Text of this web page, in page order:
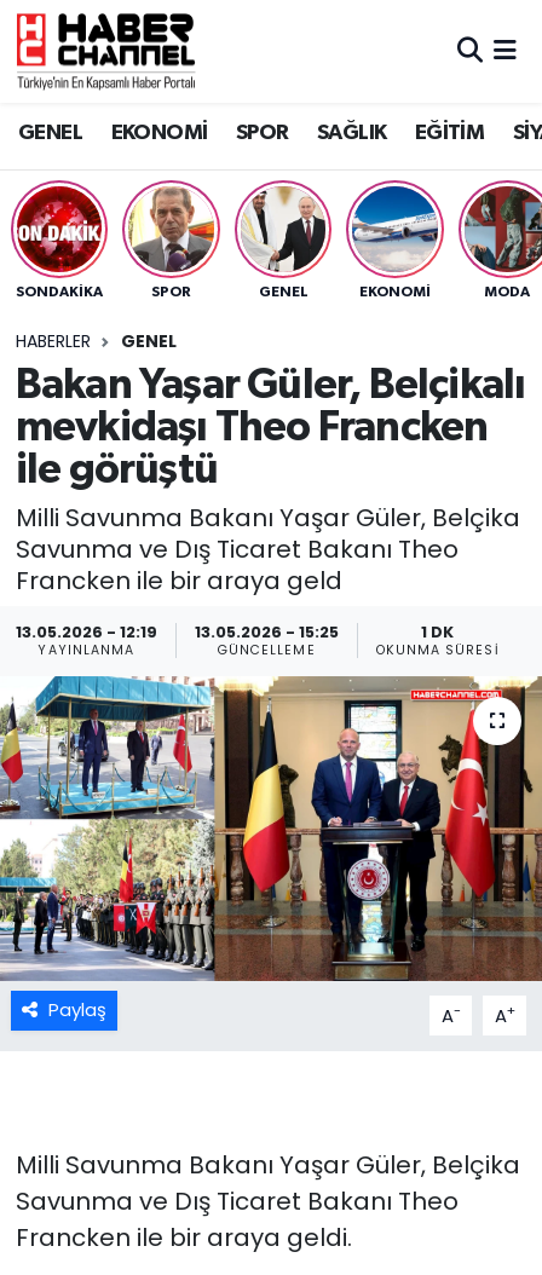
GENEL EKONOMİ SPOR SAĞLIK EĞİTİM
SONDAKIKA SPOR GENEL EKONOMİ MODA
HABERLER GENEL
Bakan Yaşar Güler, Belçikalı
mevkidaşı Theo Francken
ile görüştü
Milli Savunma Bakanı Yaşar Güler, Belçika
Savunma ve Dış Ticaret Bakanı Theo
Francken ile bir araya geld
13.05.2026 - 12:19
YAYINLANMA
13.05.2026 - 15:25
GÜNCELLEME
1 DK
OKUNMA SÜRESI
Paylaş A- A+
Milli Savunma Bakanı Yaşar Güler, Belçika
Savunma ve Dış Ticaret Bakanı Theo
Francken ile bir araya geldi.
GENEL
SPOR
SAĞLIK
EĞİTİM
SİYASET
MAGAZİN
Nöbetçi Eczaneler
Trafik Durumu
Süper Lig Puan Durumu ve Fikstür
Tüm Manşetler
Son Dakika Haberleri
Haber Arşivi